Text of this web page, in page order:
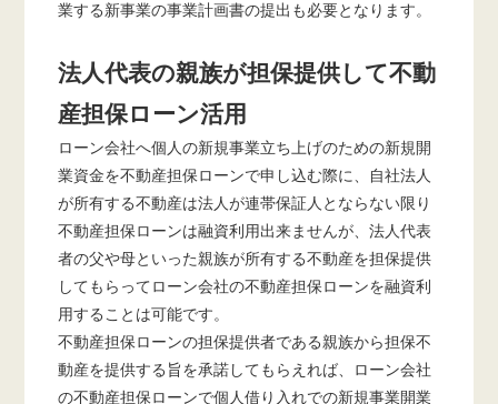
業する新事業の事業計画書の提出も必要となります。
法人代表の親族が担保提供して不動
産担保ローン活用
ローン会社へ個人の新規事業立ち上げのための新規開
業資金を不動産担保ローンで申し込む際に、自社法人
が所有する不動産は法人が連帯保証人とならない限り
不動産担保ローンは融資利用出来ませんが、法人代表
者の父や母といった親族が所有する不動産を担保提供
してもらってローン会社の不動産担保ローンを融資利
用することは可能です。
不動産担保ローンの担保提供者である親族から担保不
動産を提供する旨を承諾してもらえれば、ローン会社
の不動産担保ローンで個人借り入れでの新規事業開業